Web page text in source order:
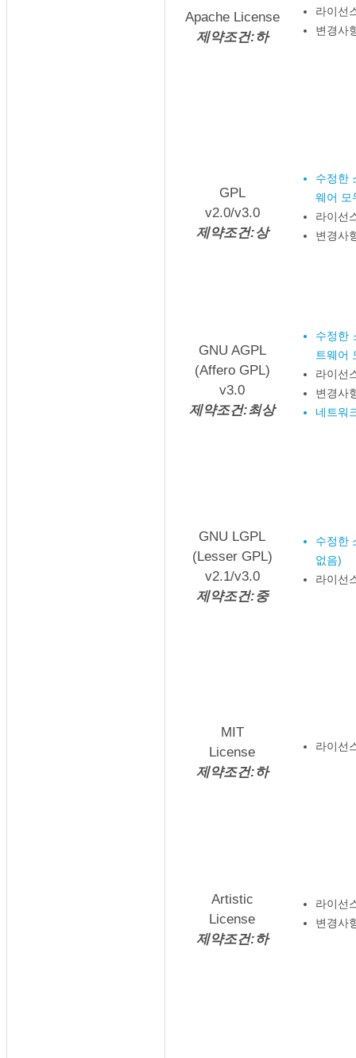
Apache License
제약조건:하
라이선
변경사
GPL
v2.0/v3.0
제약조건:상
수정한
웨어 모
라이선
변경사
GNU AGPL
(Affero GPL)
v3.0
제약조건:최상
수정한
트웨어
라이선
변경사
네트워
GNU LGPL
(Lesser GPL)
v2.1/v3.0
제약조건:중
수정한
없음)
라이선
MIT
License
제약조건:하
라이선
Artistic
License
제약조건:하
라이선
변경사